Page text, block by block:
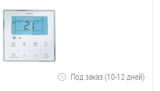
Под заказ (10-12 дней)